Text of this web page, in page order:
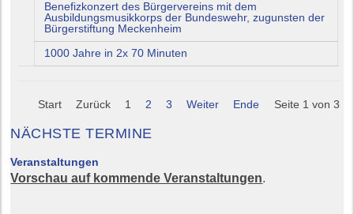
Benefizkonzert des Bürgervereins mit dem
Ausbildungsmusikkorps der Bundeswehr, zugunsten der
Bürgerstiftung Meckenheim
1000 Jahre in 2x 70 Minuten
Seite 1 von 3
Start Zurück 1 2 3 Weiter Ende
NÄCHSTE TERMINE
Veranstaltungen
Vorschau auf kommende Veranstaltungen.